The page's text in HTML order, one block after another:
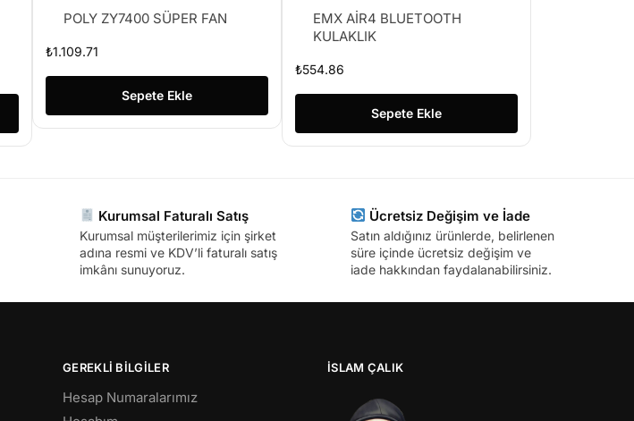
POLY ZY7400 SÜPER FAN
₺1.109.71
Sepete Ekle
EMX AİR4 BLUETOOTH
KULAKLIK
₺554.86
Sepete Ekle
Kurumsal Faturalı Satış
Kurumsal müşterilerimiz için şirket
adına resmi ve KDV’li faturalı satış
imkânı sunuyoruz.
Ücretsiz Değişim ve İade
Satın aldığınız ürünlerde, belirlenen
süre içinde ücretsiz değişim ve
iade hakkından faydalanabilirsiniz.
GEREKLİ BİLGİLER
Hesap Numaralarımız
İSLAM ÇALIK